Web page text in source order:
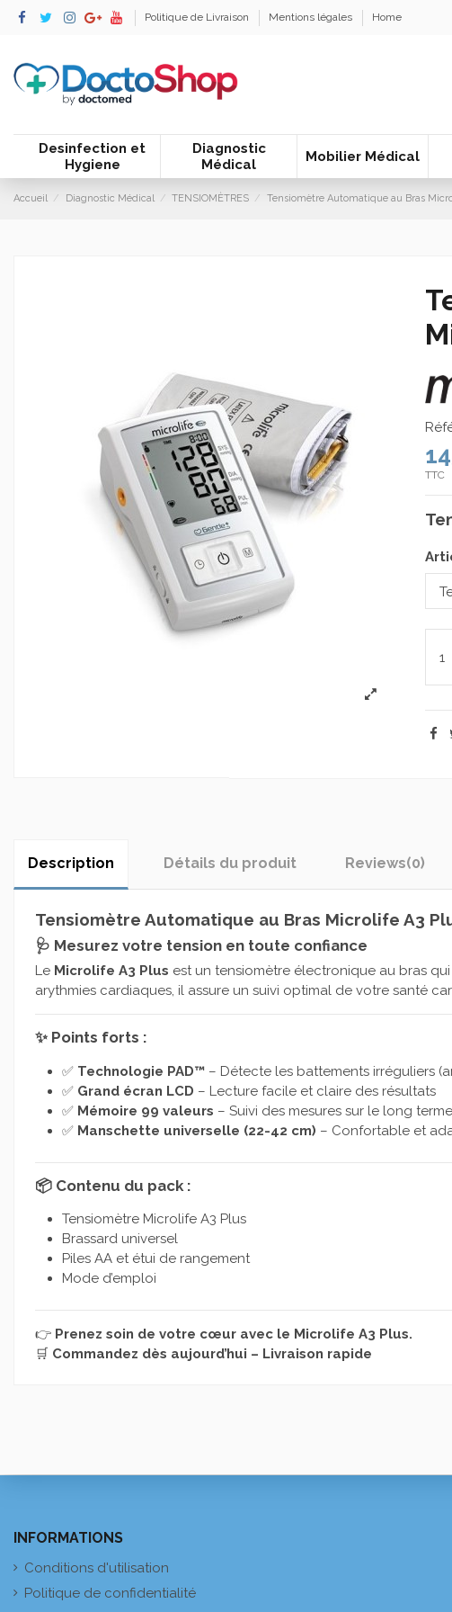
Politique de Livraison Mentions légales Home
Desinfection et
Hygiene
Diagnostic
Médical
Mobilier Médical
Accueil Diagnostic Médical TENSIOMÈTRES Tensiomètre Automatique au Bras
TTC
Description Détails du produit Reviews(0)
Tensiomètre Automatique au Bras Microlife A3
🩺 Mesurez votre tension en toute confiance
Le Microlife A3 Plus est un tensiomètre électronique au bras
arythmies cardiaques, il assure un suivi optimal de votre santé
✨ Points forts :
✅ Technologie PAD™– Détecte les battements irréguliers
✅ Grand écran LCD – Lecture facile et claire des résultats
✅ Mémoire 99 valeurs – Suivi des mesures sur le long terme
✅ Manschette universelle (22-42 cm) – Confortable et
📦 Contenu du pack :
Tensiomètre Microlife A3 Plus
Brassard universel
Piles AA et étui de rangement
Mode d’emploi
👉 Prenez soin de votre cœur avec le Microlife A3 Plus.
🛒 Commandez dès aujourd’hui – Livraison rapide
INFORMATIONS
Conditions d'utilisation
Politique de confidentialité